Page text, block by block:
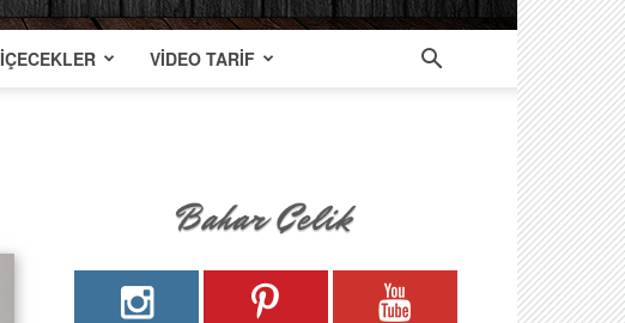
İÇECEKLER VIDEO TARIF